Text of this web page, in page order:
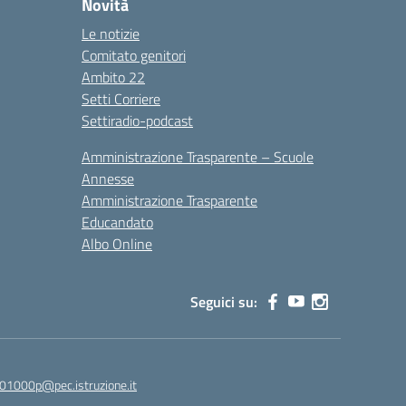
Novità
Le notizie
Comitato genitori
Ambito 22
Setti Corriere
Settiradio-podcast
Amministrazione Trasparente – Scuole
Annesse
Amministrazione Trasparente
Educandato
Albo Online
Seguici su: